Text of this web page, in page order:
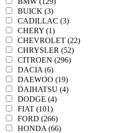
BUICK (3)
CADILLAC (3)
CHERY (1)
CHEVROLET (22)
CHRYSLER (52)
CITROEN (296)
DACIA (6)
DAEWOO (19)
DAIHATSU (4)
DODGE (4)
FIAT (101)
FORD (266)
HONDA (66)